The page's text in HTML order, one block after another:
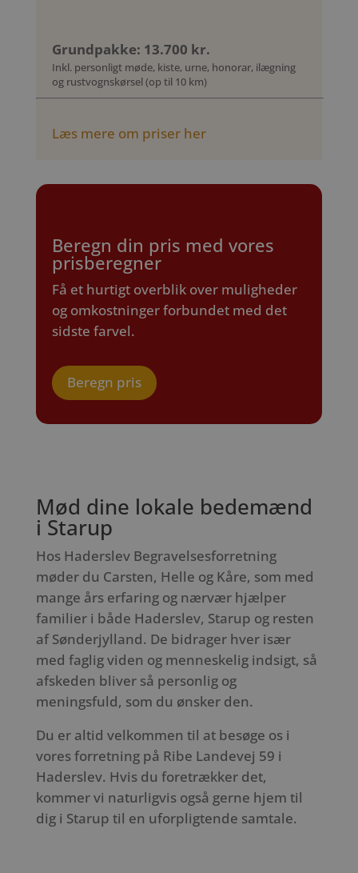
Grundpakke: 13.700 kr.
Inkl. personligt møde, kiste, urne, honorar, ilægning
og rustvognskørsel (op til 10 km)
Læs mere om priser her
Beregn din pris med vores
prisberegner
Få et hurtigt overblik over muligheder
og omkostninger forbundet med det
sidste farvel.
Beregn pris
Mød dine lokale bedemænd
i Starup
Hos Haderslev Begravelsesforretning
møder du Carsten, Helle og Kåre, som med
mange års erfaring og nærvær hjælper
familier i både Haderslev, Starup og resten
af Sønderjylland. De bidrager hver især
med faglig viden og menneskelig indsigt, så
afskeden bliver så personlig og
meningsfuld, som du ønsker den.
Du er altid velkommen til at besøge os i
vores forretning på Ribe Landevej 59 i
Haderslev. Hvis du foretrækker det,
kommer vi naturligvis også gerne hjem til
dig i Starup til en uforpligtende samtale.